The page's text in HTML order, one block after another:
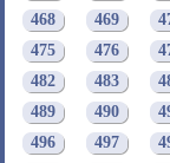
468
469
475
476
482
483
489
490
496
497